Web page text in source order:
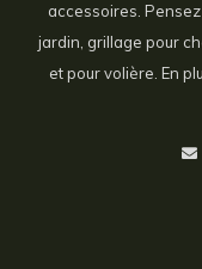
accessoires.
jardin, grillage pour
et pour volière. En